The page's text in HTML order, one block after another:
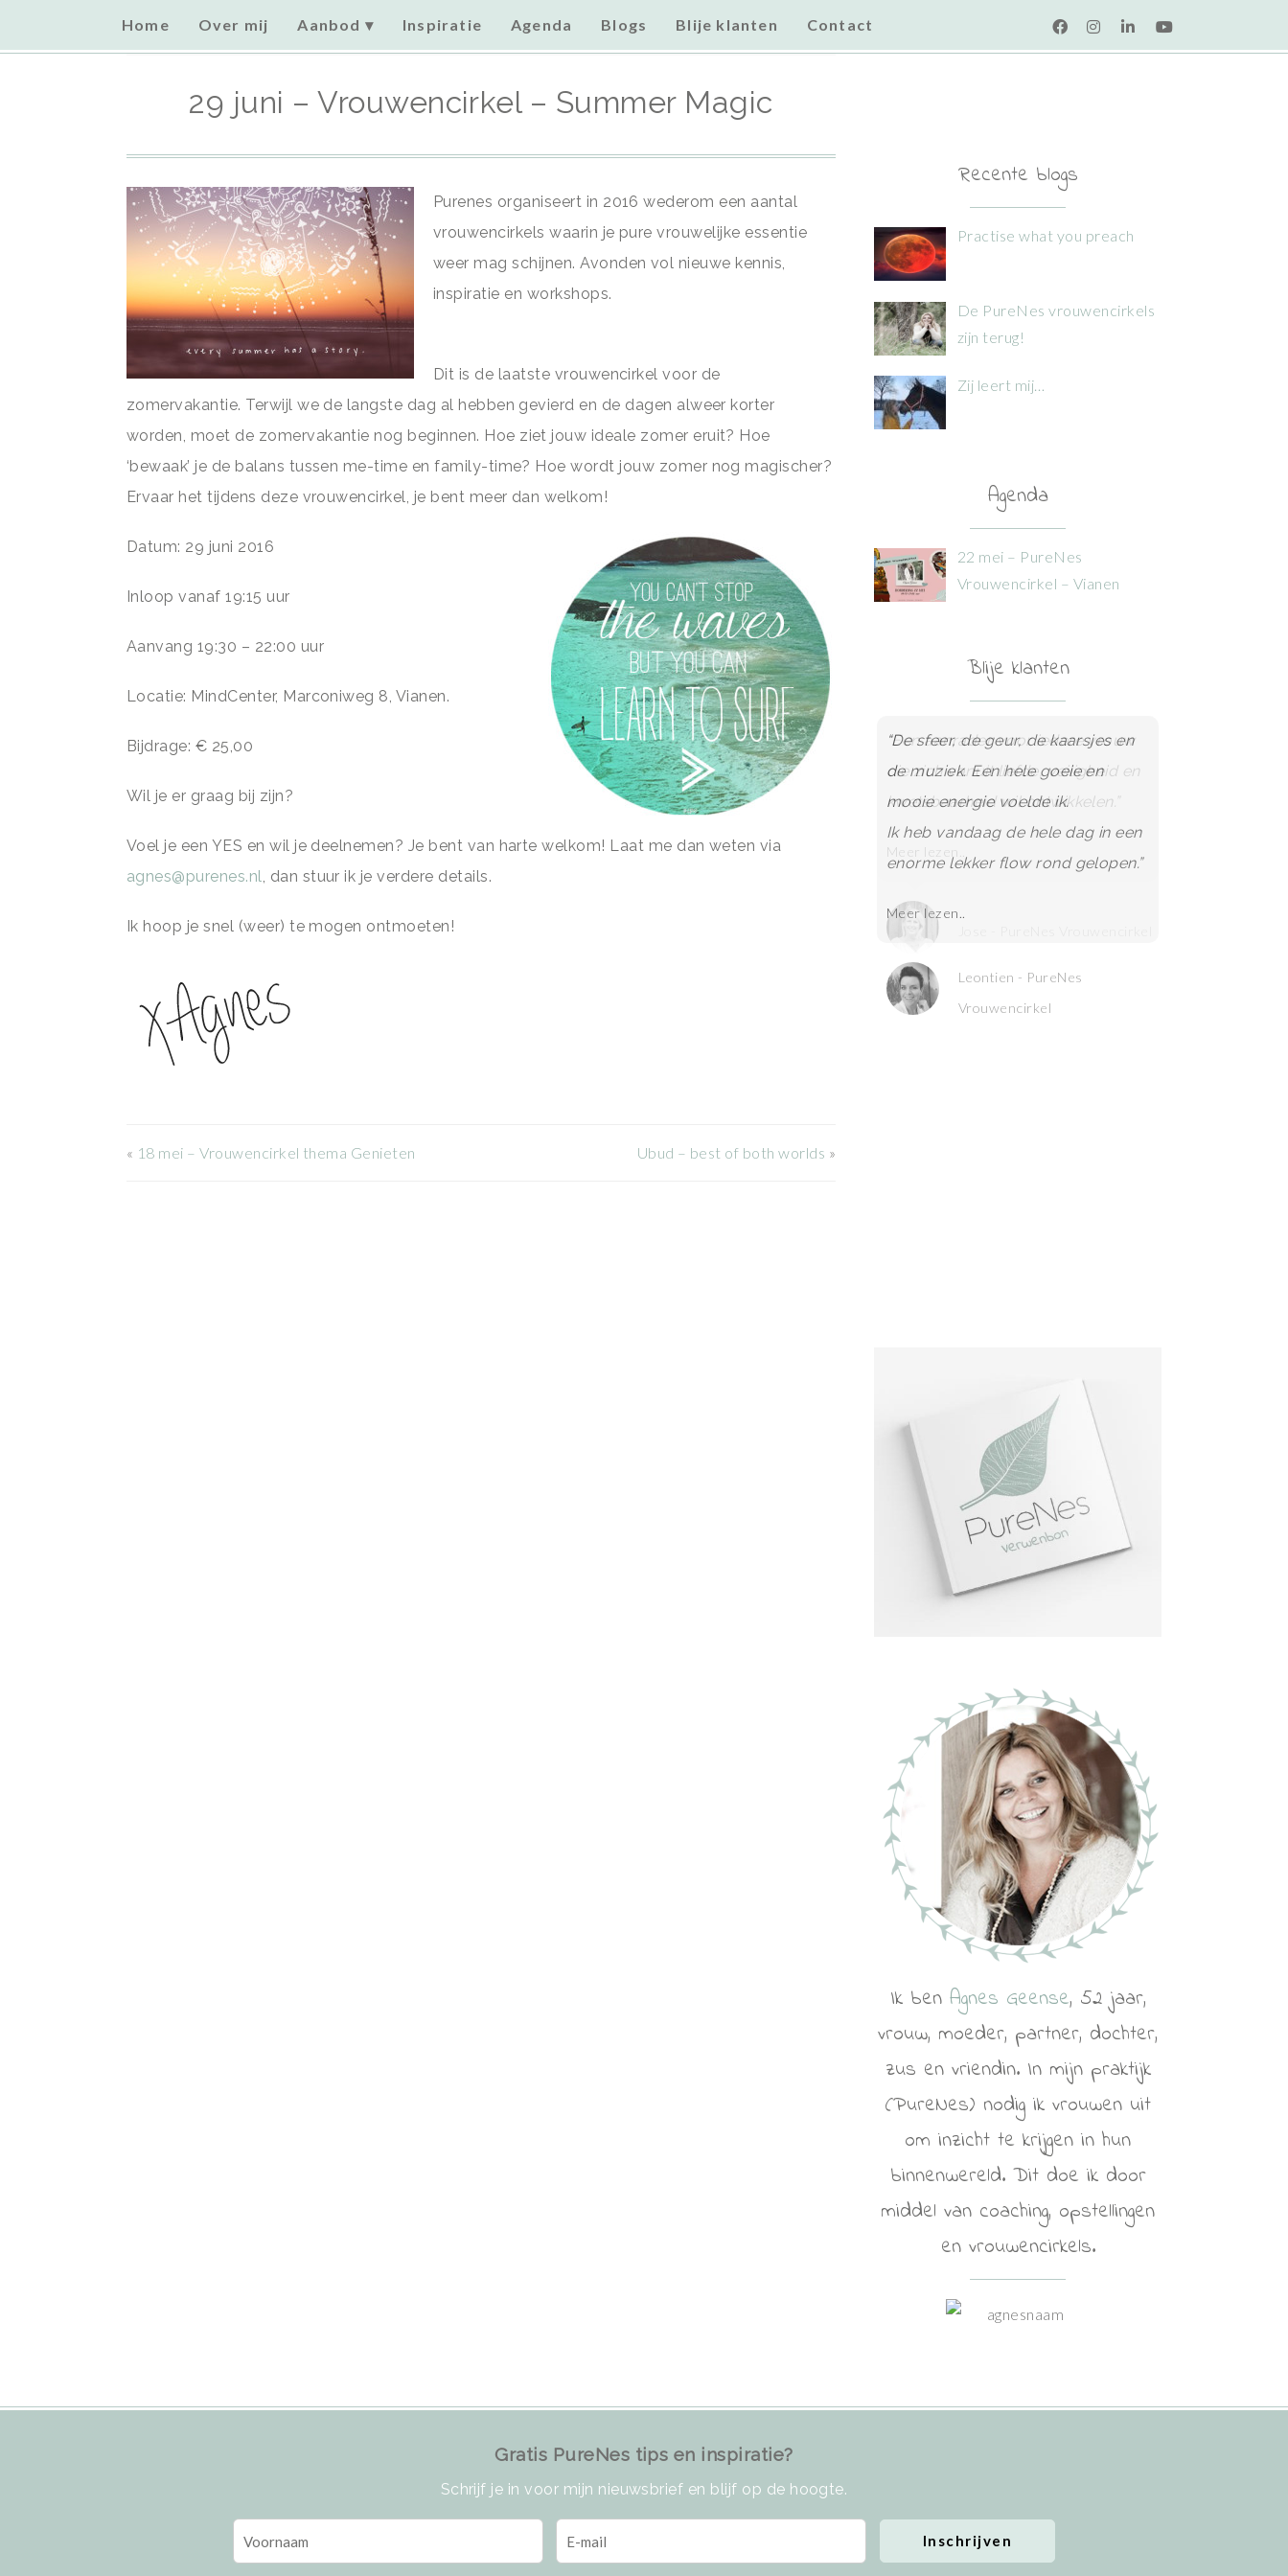
Home Over mij Aanbod Inspiratie Agenda Blogs Blije klanten Contact
»29 juni – Vrouwencirkel – Summer Magic
29 juni – Vrouwencirkel – Summer Magic
Purenes organiseert in 2016 wederom een aantal
vrouwencirkels waarin je pure vrouwelijke essentie
weer mag schijnen. Avonden vol nieuwe kennis,
inspiratie en workshops.
Dit is de laatste vrouwencirkel voor de
zomervakantie. Terwijl we de langste dag al hebben gevierd en de dagen alweer korter
worden, moet de zomervakantie nog beginnen. Hoe ziet jouw ideale zomer eruit? Hoe
‘bewaak’ je de balans tussen me-time en family-time? Hoe wordt jouw zomer nog magischer?
Ervaar het tijdens deze vrouwencirkel, je bent meer dan welkom!
Datum: 29 juni 2016
Inloop vanaf 19:15 uur
Aanvang 19:30 – 22:00 uur
Locatie: MindCenter, Marconiweg 8, Vianen.
Bijdrage: € 25,00
Wil je er graag bij zijn?
Voel je een YES en wil je deelnemen? Je bent van harte welkom! Laat me dan weten via
agnes@purenes.nl, dan stuur ik je verdere details.
Ik hoop je snel (weer) te mogen ontmoeten!
« 18 mei – Vrouwencirkel thema Genieten Ubud – best of both worlds »
Recente blogs
Practise what you preach
De PureNes vrouwencirkels
zijn terug!
Zij leert mij…
Agenda
22 mei – PureNes
Vrouwencirkel – Vianen
Blije klanten
“Een aanrader voor iedere vrouw
die zich vanuit liefde, veiligheid en
kwetsbaarheid wil ontwikkelen.”
Meer lezen..
Ik ben Agnes Geense, 52 jaar,
vrouw, moeder, partner, dochter,
zus en vriendin. In mijn praktijk
(PureNes) nodig ik vrouwen uit
om inzicht te krijgen in hun
binnenwereld. Dit doe ik door
middel van coaching, opstellingen
en vrouwencirkels.
Gratis PureNes tips en inspiratie?
Schrijf je in voor mijn nieuwsbrief en blijf op de hoogte.